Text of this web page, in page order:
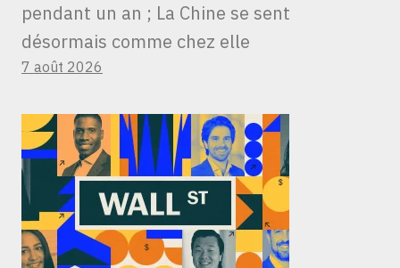
pendant un an ; La Chine se sent
désormais comme chez elle
7 août 2026